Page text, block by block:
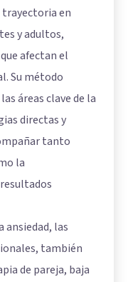
trayectoria en
y adultos,
afectan el
Su método
áreas clave de la
directas y
tanto
la
las
también
de pareja, baja